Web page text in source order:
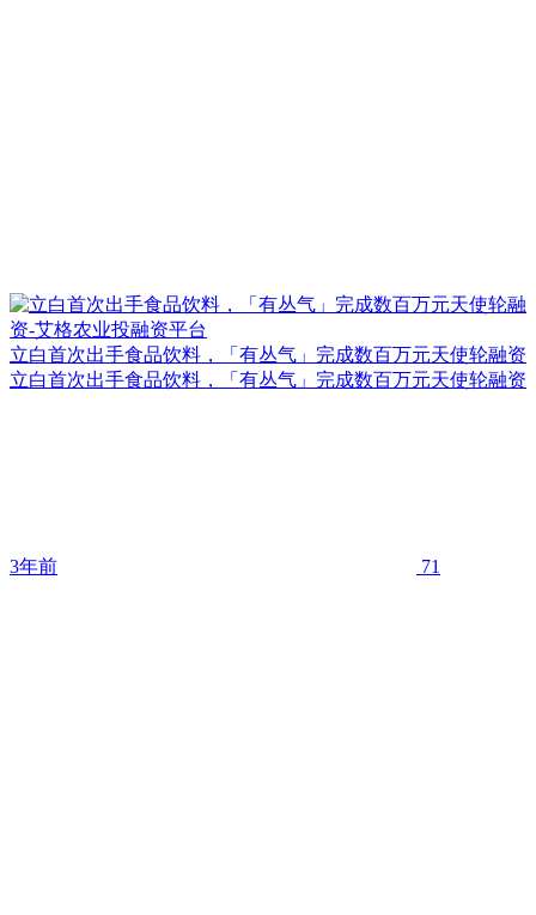
立白首次出手食品饮料，「有丛气」完成数百万元天使轮融资
立白首次出手食品饮料，「有丛气」完成数百万元天使轮融资
3年前 71